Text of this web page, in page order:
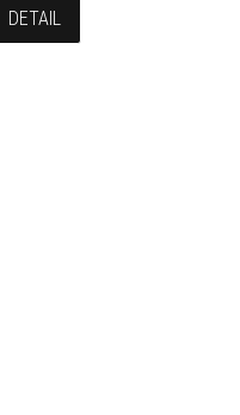
DETAIL